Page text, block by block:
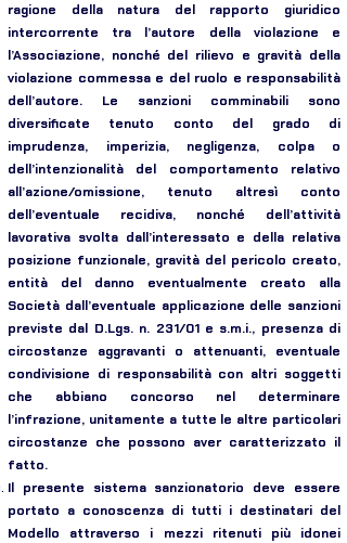
ragione della natura del rapporto giuridico
intercorrente tra l’autore della violazione e
l’Associazione, nonché del rilievo e gravità della
violazione commessa e del ruolo e responsabilità
dell’autore. Le sanzioni comminabili sono
diversificate tenuto conto del grado di
imprudenza, imperizia, negligenza, colpa o
dell’intenzionalità del comportamento relativo
all’azione/omissione, tenuto altresì conto
dell’eventuale recidiva, nonché dell’attività
lavorativa svolta dall’interessato e della relativa
posizione funzionale, gravità del pericolo creato,
entità del danno eventualmente creato alla
Società dall’eventuale applicazione delle sanzioni
previste dal D.Lgs. n. 231/01 e s.m.i., presenza di
circostanze aggravanti o attenuanti, eventuale
condivisione di responsabilità con altri soggetti
che abbiano concorso nel determinare
l’infrazione, unitamente a tutte le altre particolari
circostanze che possono aver caratterizzato il
fatto.
Il presente sistema sanzionatorio deve essere
portato a conoscenza di tutti i destinatari del
Modello attraverso i mezzi ritenuti più idonei